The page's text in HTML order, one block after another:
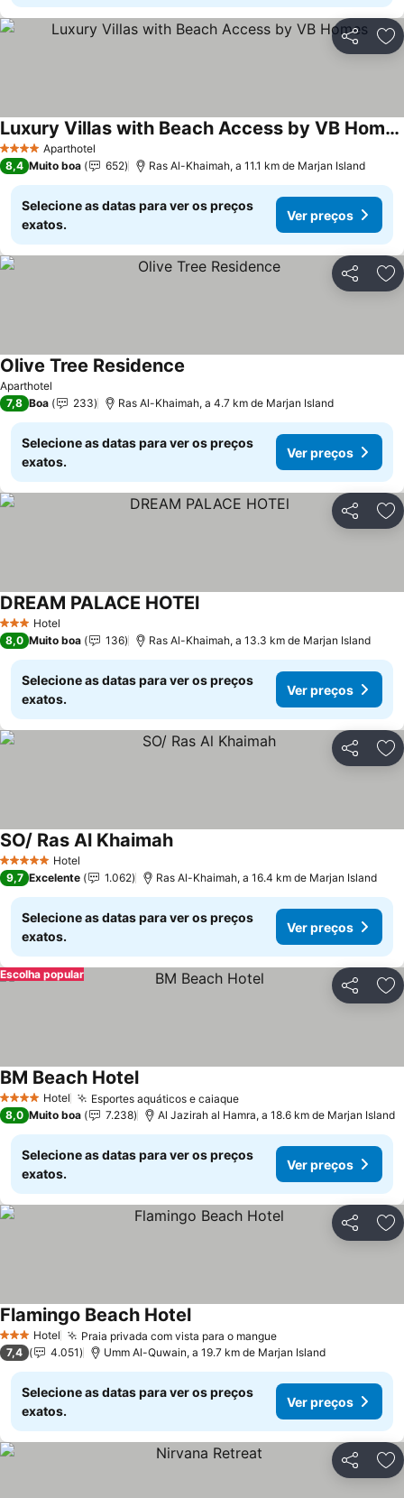
Partilhar
4 EstrelasAparthotel
Luxury Villas with Beach Access by VB Homes
8,4 Muito boa 652 Ras Al-Khaimah, a 11.1 km de Marjan Island
Selecione as datas para ver os preços
exatos.
Ver preços
Partilhar
Aparthotel
Olive Tree Residence
7,8 Boa 233 Ras Al-Khaimah, a 4.7 km de Marjan Island
Selecione as datas para ver os preços
exatos.
Ver preços
Partilhar
3 EstrelasHotel
DREAM PALACE HOTEl
8,0 Muito boa 136 Ras Al-Khaimah, a 13.3 km de Marjan Island
Selecione as datas para ver os preços
exatos.
Ver preços
Partilhar
5 Estrelas Hotel
SO/ Ras Al Khaimah
9,7 Excelente 1.062 Ras Al-Khaimah, a 16.4 km de Marjan Island
Selecione as datas para ver os preços
exatos.
Ver preços
Partilhar
Escolha popular
4 EstrelasHotel Esportes aquáticos e caiaque
BM Beach Hotel
8,0 Muito boa 7.238 Al Jazirah al Hamra, a 18.6 km de Marjan Island
Selecione as datas para ver os preços
exatos.
Ver preços
Partilhar
3 EstrelasHotel Praia privada com vista para o mangue
Flamingo Beach Hotel
7,4 4.051 Umm Al-Quwain, a 19.7 km de Marjan Island
Selecione as datas para ver os preços
exatos.
Ver preços
Partilhar